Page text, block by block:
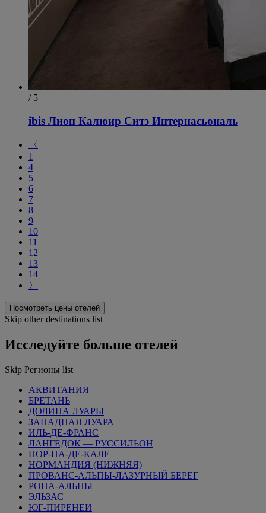
/ 5
ibis Лион Калюир Ситэ Интернасьональ
〈
1
4
5
6
7
8
9
10
11
12
13
14
〉
Посмотреть цены отелей
Skip other destinations list
Исследуйте больше отелей
Skip Регионы list
АКВИТАНИЯ
БРЕТАНЬ
ДОЛИНА ЛУАРЫ
ЗАПАДНАЯ ЛУАРА
ИЛЬ-ДЕ-ФРАНС
ЛАНГЕДОК — РУССИЛЬОН
НОР-ПА-ДЕ-КАЛЕ
НОРМАНДИЯ (НИЖНЯЯ)
ПРОВАНС-АЛЬПЫ-ЛАЗУРНЫЙ БЕРЕГ
РОНА-АЛЬПЫ
ЭЛЬЗАС
ЮГ-ПИРЕНЕИ